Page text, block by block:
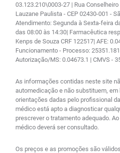
03.123.210\0003-27 | Rua
Lauzane Paulista - CEP 02430-001 -
Atendimento: Segunda à Sexta-feira
das 08:00 às 14:30| Farmacêutica
Kenps de Souza CRF 122517| AFE:
Funcionamento - Processo:
Autorização/MS: 0.04673.1 | CMVS -
As informações contidas neste site
automedicação e não substituem, em
orientações dadas pelo profissional
médico está apto a diagnosticar
prescrever o tratamento adequado.
médico deverá ser consultado.
Os preços e as promoções são